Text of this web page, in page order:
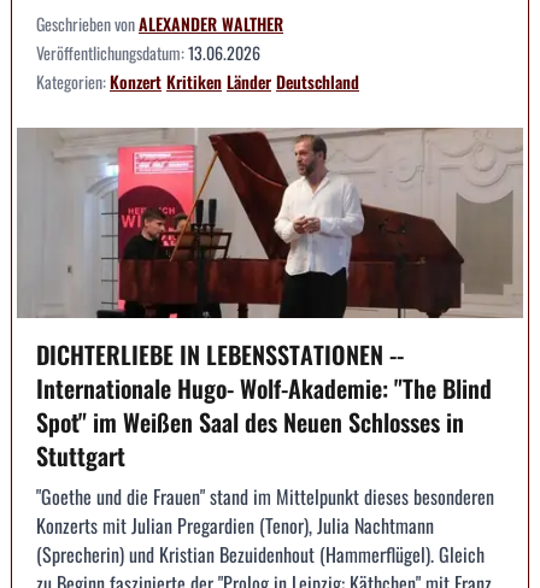
Geschrieben vonALEXANDER WALTHER
Veröffentlichungsdatum:13.06.2026
Kategorien:KonzertKritikenLänderDeutschland
DICHTERLIEBE IN LEBENSSTATIONEN --
Internationale Hugo- Wolf-Akademie: "The Blind
Spot" im Weißen Saal des Neuen Schlosses in
Stuttgart
"Goethe und die Frauen" stand im Mittelpunkt dieses besonderen
Konzerts mit Julian Pregardien (Tenor), Julia Nachtmann
(Sprecherin) und Kristian Bezuidenhout (Hammerflügel). Gleich